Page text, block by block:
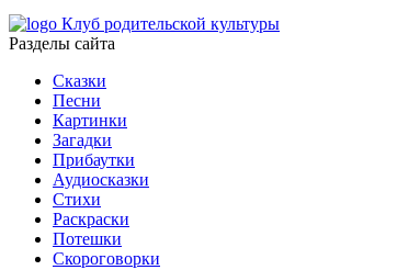
Клуб родительской культуры
Разделы сайта
Сказки
Песни
Картинки
Загадки
Прибаутки
Аудиосказки
Стихи
Раскраски
Потешки
Скороговорки